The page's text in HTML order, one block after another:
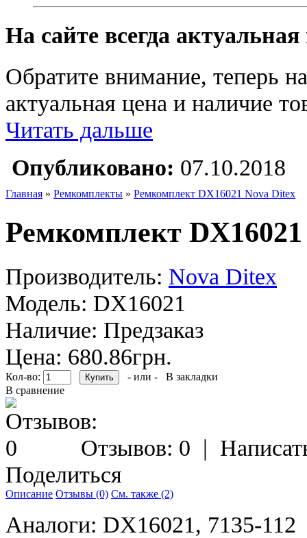
На сайте всегда
Обратите внимание, теперь
актуальная цена и наличие
Читать дальше
Опубликовано: 07.10.2018
Главная » Ремкомплекты » Ремкомплект DX16021 Nova Ditex
Ремкомплект
Производитель: Nova Ditex
Модель: DX16021
Наличие: Предзаказ
Цена: 680.86грн.
Кол-во: - или -
В закладки
В сравнение
Отзывов: 0 |
Поделиться
Описание Отзывы (0) См. также (2)
Аналоги: DX16021, 7135-112